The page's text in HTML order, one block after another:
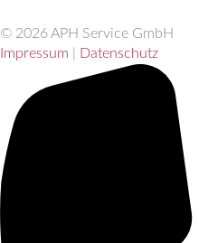
© 2026 APH Service GmbH
Impressum
Datenschutz